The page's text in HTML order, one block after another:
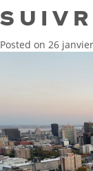
Posted on 26